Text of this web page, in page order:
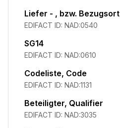
Liefer - , bzw. Bezugsort
EDIFACT ID: NAD:0540
SG14
EDIFACT ID: NAD:0610
Codeliste, Code
EDIFACT ID: NAD:1131
Beteiligter, Qualifier
EDIFACT ID: NAD:3035